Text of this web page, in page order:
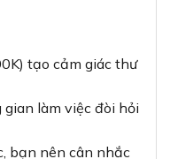
tạo cảm giác thư
làm việc đòi hỏi
bạn nên cân nhắc